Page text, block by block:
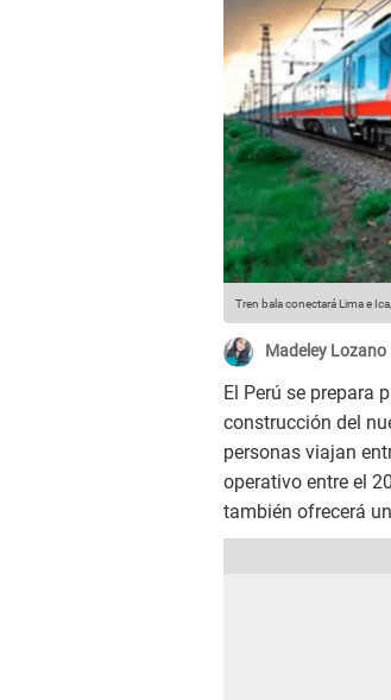
Tren bala conectará Lima e
Madeley Lozano
El Perú se prepara
construcción del
personas viajan
operativo entre el
también ofrecerá